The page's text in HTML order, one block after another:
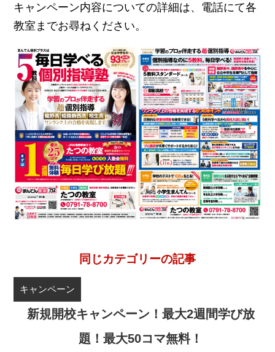
よく
質問
お問
合せ
講師
募集
キャンペーン内容についての詳細は、電話にて各
教室までお尋ねください。
同じカテゴリーの記事
キャンペーン
新規開校キャンペーン！最大2週間学び放
題！最大50コマ無料！